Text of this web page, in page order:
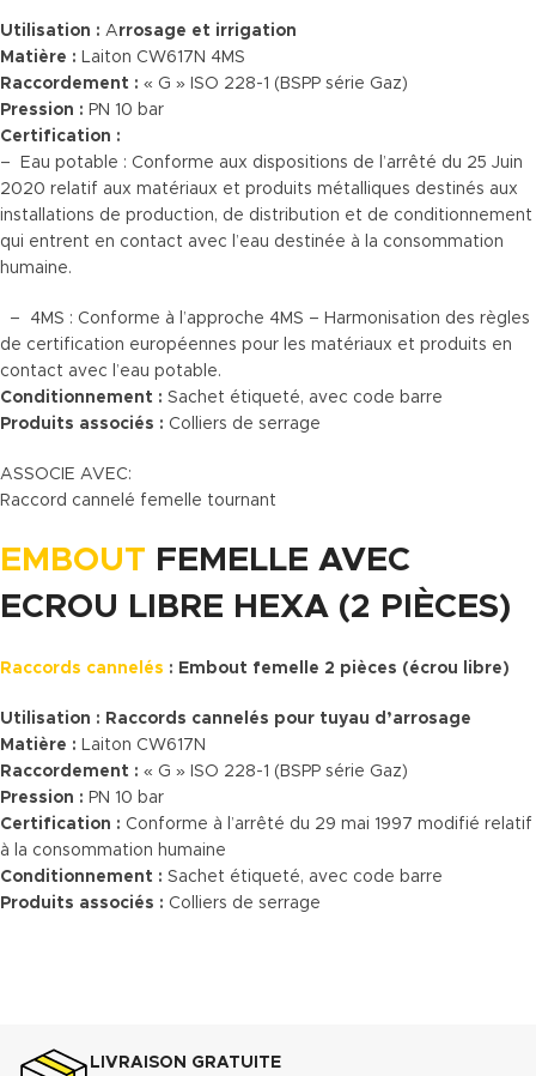
Utilisation : Arrosage et irrigation
Matière : Laiton CW617N 4MS
Raccordement : « G » ISO 228-1 (BSPP série Gaz)
Pression : PN 10 bar
Certification :
– Eau potable : Conforme aux dispositions de l’arrêté du 25 Juin
2020 relatif aux matériaux et produits métalliques destinés aux
installations de production, de distribution et de conditionnement
qui entrent en contact avec l’eau destinée à la consommation
humaine.
– 4MS : Conforme à l’approche 4MS – Harmonisation des règles
de certification européennes pour les matériaux et produits en
contact avec l’eau potable.
Conditionnement : Sachet étiqueté, avec code barre
Produits associés : Colliers de serrage
ASSOCIE AVEC:
Raccord cannelé femelle tournant
EMBOUT FEMELLE AVEC
ECROU LIBRE HEXA (2 PIÈCES)
Raccords cannelés : Embout femelle 2 pièces (écrou libre)
Utilisation : Raccords cannelés pour tuyau d’arrosage
Matière : Laiton CW617N
Raccordement : « G » ISO 228-1 (BSPP série Gaz)
Pression : PN 10 bar
Certification : Conforme à l’arrêté du 29 mai 1997 modifié relatif
à la consommation humaine
Conditionnement : Sachet étiqueté, avec code barre
Produits associés : Colliers de serrage
LIVRAISON GRATUITE